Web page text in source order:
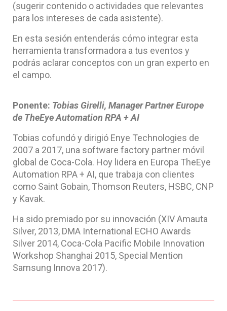
(sugerir contenido o actividades que relevantes
para los intereses de cada asistente).
En esta sesión entenderás cómo integrar esta
herramienta transformadora a tus eventos y
podrás aclarar conceptos con un gran experto en
el campo.
Ponente: Tobias Girelli, Manager Partner Europe
de TheEye Automation RPA + AI
Tobias cofundó y dirigió Enye Technologies de
2007 a 2017, una software factory partner móvil
global de Coca-Cola. Hoy lidera en Europa TheEye
Automation RPA + AI, que trabaja con clientes
como Saint Gobain, Thomson Reuters, HSBC, CNP
y Kavak.
Ha sido premiado por su innovación (XIV Amauta
Silver, 2013, DMA International ECHO Awards
Silver 2014, Coca-Cola Pacific Mobile Innovation
Workshop Shanghai 2015, Special Mention
Samsung Innova 2017).